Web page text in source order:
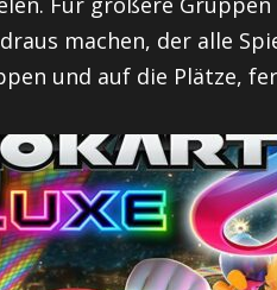
machen, der alle
und auf die Plätze,